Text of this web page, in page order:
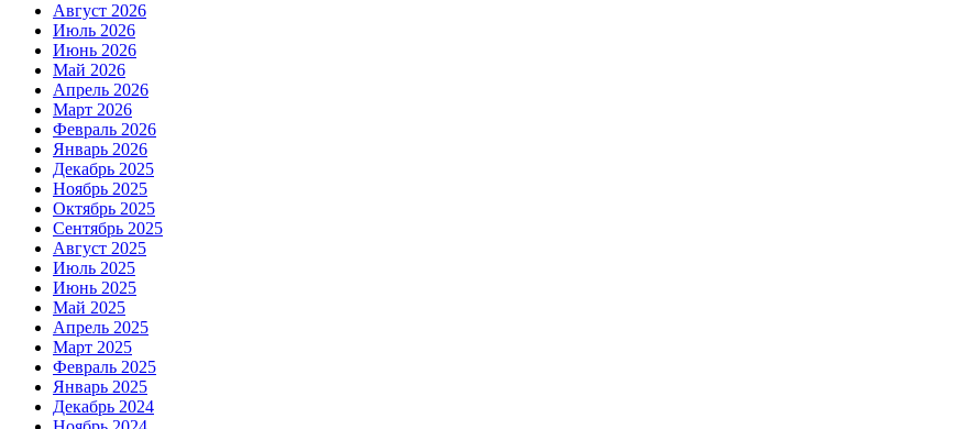
Август 2026
Июль 2026
Июнь 2026
Май 2026
Апрель 2026
Март 2026
Февраль 2026
Январь 2026
Декабрь 2025
Ноябрь 2025
Октябрь 2025
Сентябрь 2025
Август 2025
Июль 2025
Июнь 2025
Май 2025
Апрель 2025
Март 2025
Февраль 2025
Январь 2025
Декабрь 2024